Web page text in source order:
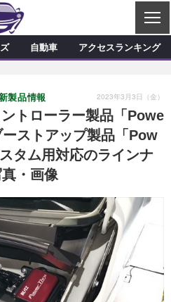
C
L
S
ショップ訪問記
デモカー製作記
カスタマイズ新製品情報
カーグッズ新製品情報
自動車 アクセスランキング
トローラー製品「Powe
ストアップ製品「Pow
タム用対応のラインナ
・画像
製品情報 2023年3月3日（金）